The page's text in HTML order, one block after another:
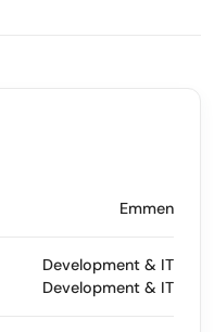
Emmen
Development & IT
Development & IT